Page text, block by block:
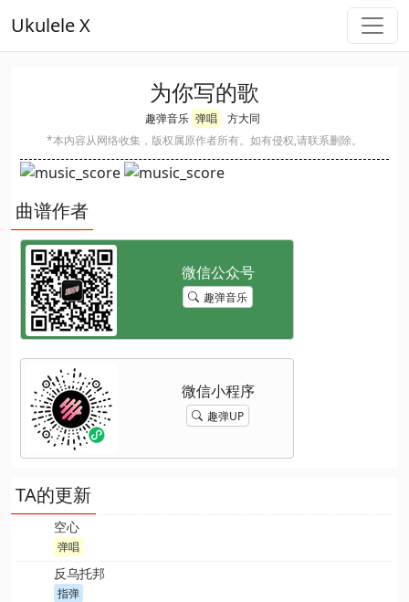
Ukulele X
为你写的歌
趣弹音乐 弹唱
方大同
*本内容从网络收集，版权属原作者所有。如有侵权,请联系删除。
曲谱作者
趣弹音乐
趣弹UP
TA的更新
空心
弹唱
反乌托邦
指弹